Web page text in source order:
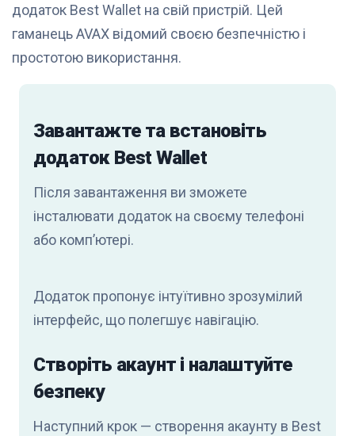
додаток Best Wallet на свій пристрій. Цей
гаманець AVAX відомий своєю безпечністю і
простотою використання.
Завантажте та встановіть
додаток Best Wallet
Після завантаження ви зможете
інсталювати додаток на своєму телефоні
або комп’ютері.
Додаток пропонує інтуїтивно зрозумілий
інтерфейс, що полегшує навігацію.
Створіть акаунт і налаштуйте
безпеку
Наступний крок — створення акаунту в Best